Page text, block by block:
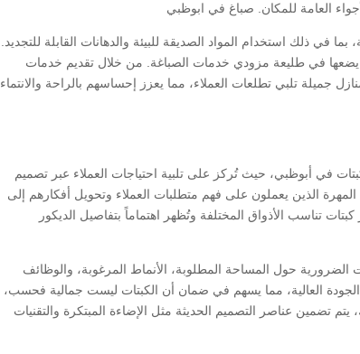
العامة للمكان. صباغ في ابوظبي
في ذلك استخدام المواد الصديقة للبيئة والدهانات القابلة للتجديد.
يضعها في طليعة مزودي خدمات الصباغة. من خلال تقديم خدمات
تلبي تطلعات العملاء، مما يعزز إحساسهم بالراحة والانتماء
في أبوظبي، حيث تُركز على تلبية احتياجات العملاء عبر تصميم
الذين يعملون على فهم متطلبات العملاء وتحويل أفكارهم إلى
تناسب الأذواق المختلفة وتُظهر اهتماماً بتفاصيل الديكور
الضرورية حول المساحة المطلوبة، الأنماط المرغوبة، والوظائف
الجودة العالية، مما يسهم في ضمان أن الكبتات ليست جمالية فحسب،
تضمين عناصر التصميم الحديثة مثل الإضاءة المبتكرة والتقنيات